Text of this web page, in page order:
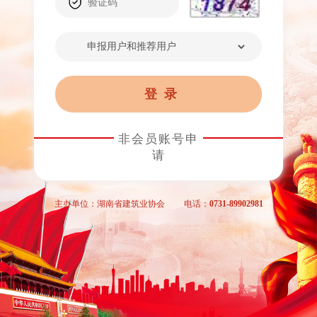
非会员账号申
请
主办单位：湖南省建筑业协会 电话：0731-89902981